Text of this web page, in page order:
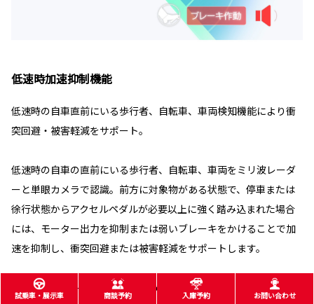
低速時加速抑制機能
低速時の自車直前にいる歩行者、自転車、車両検知機能により衝
突回避・被害軽減をサポート。
低速時の自車の直前にいる歩行者、自転車、車両をミリ波レーダ
ーと単眼カメラで認識。前方に対象物がある状態で、停車または
徐行状態からアクセルペダルが必要以上に強く踏み込まれた場合
には、モーター出力を抑制または弱いブレーキをかけることで加
速を抑制し、衝突回避または被害軽減をサポートします。
■パーキングサポートブレーキ（前後方静止物）の代替機能となるシステムではあ
試乗車・展示車 商談予約 入庫予約 お問い合わせ